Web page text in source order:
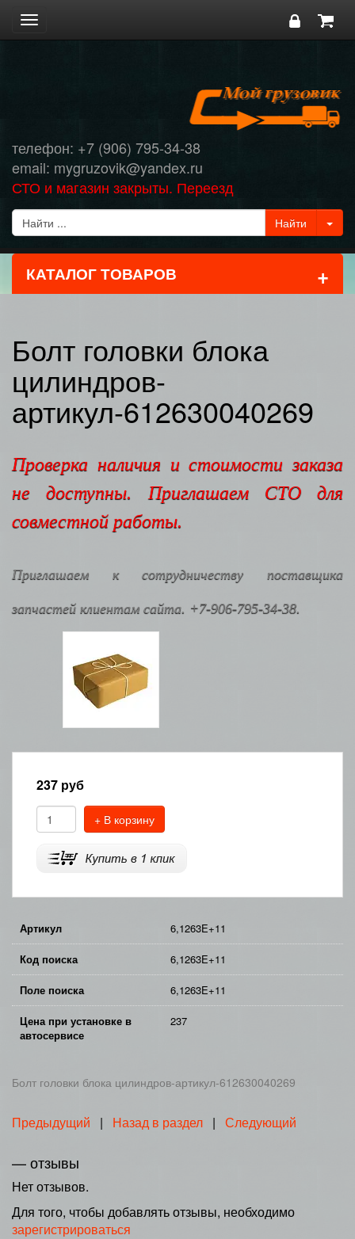
Toggle
navigation
телефон: +7 (906) 795-34-38
email: mygruzovik@yandex.ru
СТО и магазин закрыты. Переезд
КАТАЛОГ ТОВАРОВ +
Болт головки блока
цилиндров-
артикул-612630040269
Проверка наличия и стоимости заказа
не доступны. Приглашаем СТО для
совместной работы.
Приглашаем к сотрудничеству поставщика
запчастей клиентам сайта. +7-906-795-34-38.
237 руб
+ В корзину
Артикул 6,1263E+11
Код поиска 6,1263E+11
Поле поиска 6,1263E+11
Цена при установке в
автосервисе
237
Болт головки блока цилиндров-артикул-612630040269
Предыдущий | Назад в раздел | Следующий
— отзывы
Нет отзывов.
Для того, чтобы добавлять отзывы, необходимо
зарегистрироваться